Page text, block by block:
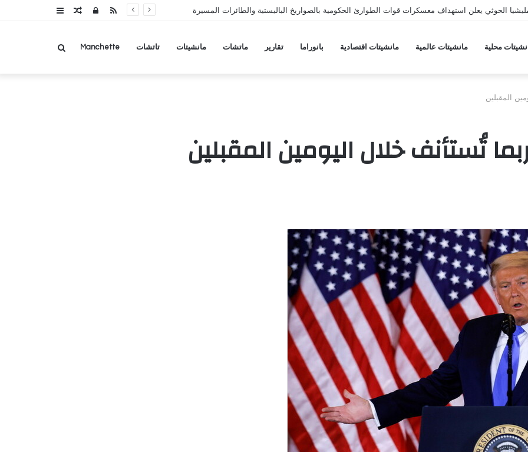
الحوثي يعلن استهداف معسكرات قوات الطوارئ الحكومية بالصواريخ الباليستية والطائرات المسيرة عمودمقالتسجيلRSS
محلية مانشيتات عالمية مانشيتات اقتصادية بانوراما تقارير ماتشات مانشيتات تاتشات Manchette بحث
المقبلين
تُستأنف خلال اليومين المقبلين